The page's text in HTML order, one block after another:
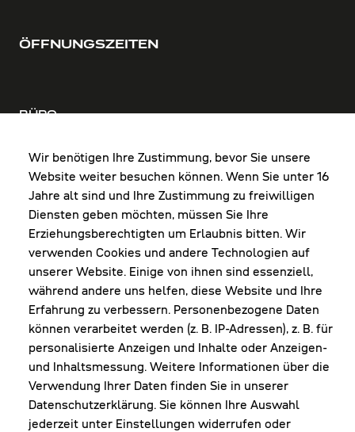
Wir benötigen Ihre Zustimmung, bevor Sie unsere
Website weiter besuchen können. Wenn Sie unter 16
Jahre alt sind und Ihre Zustimmung zu freiwilligen
Diensten geben möchten, müssen Sie Ihre
Erziehungsberechtigten um Erlaubnis bitten. Wir
verwenden Cookies und andere Technologien auf
unserer Website. Einige von ihnen sind essenziell,
während andere uns helfen, diese Website und Ihre
Erfahrung zu verbessern. Personenbezogene Daten
können verarbeitet werden (z. B. IP-Adressen), z. B. für
personalisierte Anzeigen und Inhalte oder Anzeigen-
und Inhaltsmessung. Weitere Informationen über die
Verwendung Ihrer Daten finden Sie in unserer
Datenschutzerklärung. Sie können Ihre Auswahl
jederzeit unter Einstellungen widerrufen oder
ÖFFNUNGSZEITEN
BÜRO
FR: 8:00-12:00 & 13:00-16:00 Uhr
Shop Diepoldsau
MO-Do: 8:00-12:00 & 13:00-17:30 Uhr
Fr: 8:00-16:00 Uhr
1. Samstag im Monat: 9:00-16:00 Uhr
NEWSLETTER
Erhalte Infos zu aktueller Arbeitskleidung für
deine Firma und unseren Service